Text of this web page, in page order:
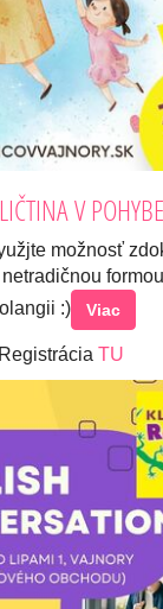
V POHYBE
možnosť
:)
Viac
Registrácia TU